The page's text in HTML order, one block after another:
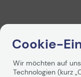
Cookie-
Wir möchten auf
Technologien (kurz